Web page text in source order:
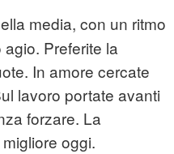
media, con un ritmo
Preferite la
In amore cercate
lavoro portate avanti
forzare. La
oggi.